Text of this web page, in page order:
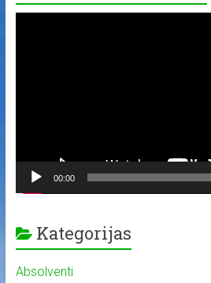
00:00
Kategorijas
Absolventi